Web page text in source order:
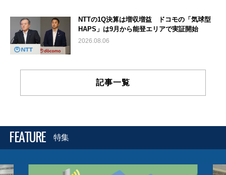
NTTの1Q決算は増収増益 ドコモの「気球型
HAPS」は9月から能登エリアで実証開始
2026.08.06
記事一覧
FEATURE 特集